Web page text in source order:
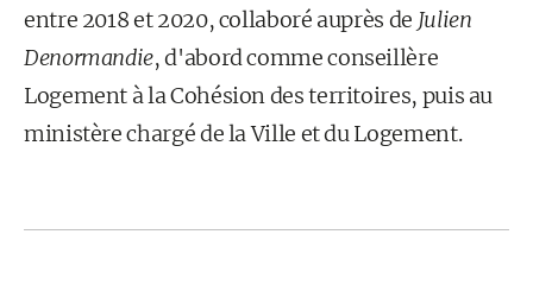
entre 2018 et 2020, collaboré auprès de Julien
Denormandie, d'abord comme conseillère
Logement à la Cohésion des territoires, puis au
ministère chargé de la Ville et du Logement.